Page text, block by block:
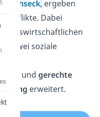
Sechseck, ergeben
Dabei
volkswirtschaftlichen
zwei soziale
undgerechte
erweitert.